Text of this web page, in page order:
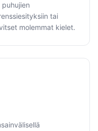
tai
molemmat kielet.